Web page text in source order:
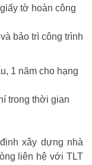
tờ hoàn công
bảo trì công trình
1 năm cho hạng
trong thời gian
xây dựng nhà
liên hệ với TLT